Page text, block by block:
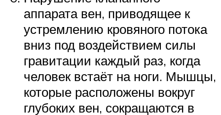
аппарата вен, приводящее к
устремлению кровяного потока
вниз под воздействием силы
гравитации каждый раз, когда
человек встаёт на ноги. Мышцы,
которые расположены вокруг
глубоких вен, сокращаются в